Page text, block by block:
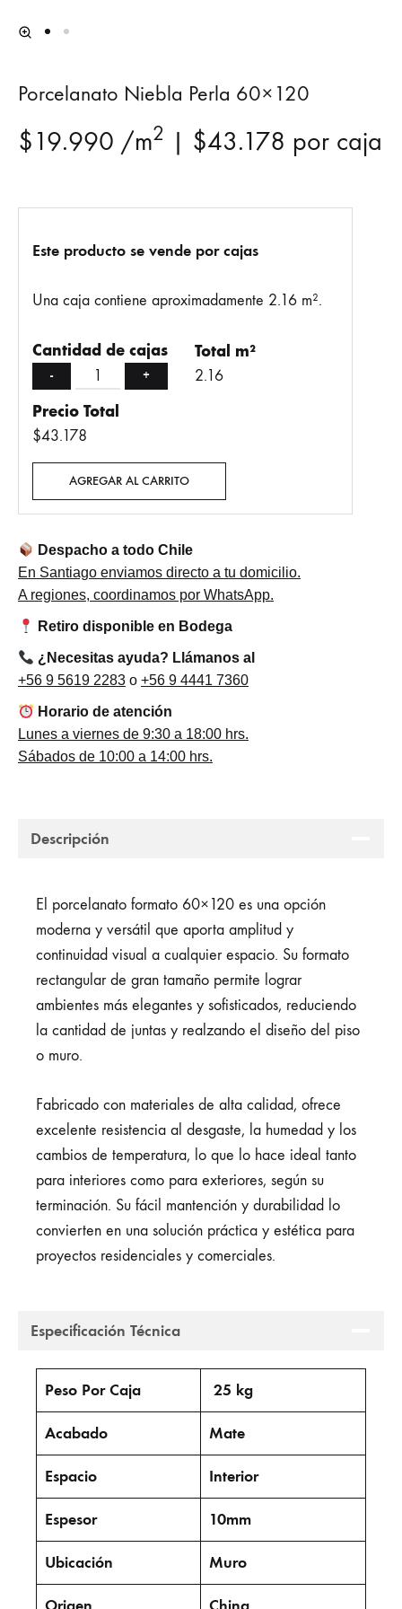
Porcelanato Niebla Perla 60×120
$19.990 /m2 | $43.178 por caja
Este producto se vende por cajas
Una caja contiene aproximadamente 2.16 m².
Cantidad de cajas
- +
Total m²
2.16
Precio Total
$43.178
AGREGAR AL CARRITO
Despacho a todo Chile
En Santiago enviamos directo a tu domicilio.
A regiones, coordinamos por WhatsApp.
Retiro disponible en Bodega
¿Necesitas ayuda? Llámanos al
+56 9 5619 2283 o +56 9 4441 7360
Horario de atención
Lunes a viernes de 9:30 a 18:00 hrs.
Sábados de 10:00 a 14:00 hrs.
Descripción
El porcelanato formato 60×120 es una opción
moderna y versátil que aporta amplitud y
continuidad visual a cualquier espacio. Su formato
rectangular de gran tamaño permite lograr
ambientes más elegantes y sofisticados, reduciendo
la cantidad de juntas y realzando el diseño del piso
o muro.
Fabricado con materiales de alta calidad, ofrece
excelente resistencia al desgaste, la humedad y los
cambios de temperatura, lo que lo hace ideal tanto
para interiores como para exteriores, según su
terminación. Su fácil mantención y durabilidad lo
convierten en una solución práctica y estética para
proyectos residenciales y comerciales.
Especificación Técnica
Peso Por Caja 25 kg
Acabado Mate
Espacio Interior
Espesor 10mm
Ubicación Muro